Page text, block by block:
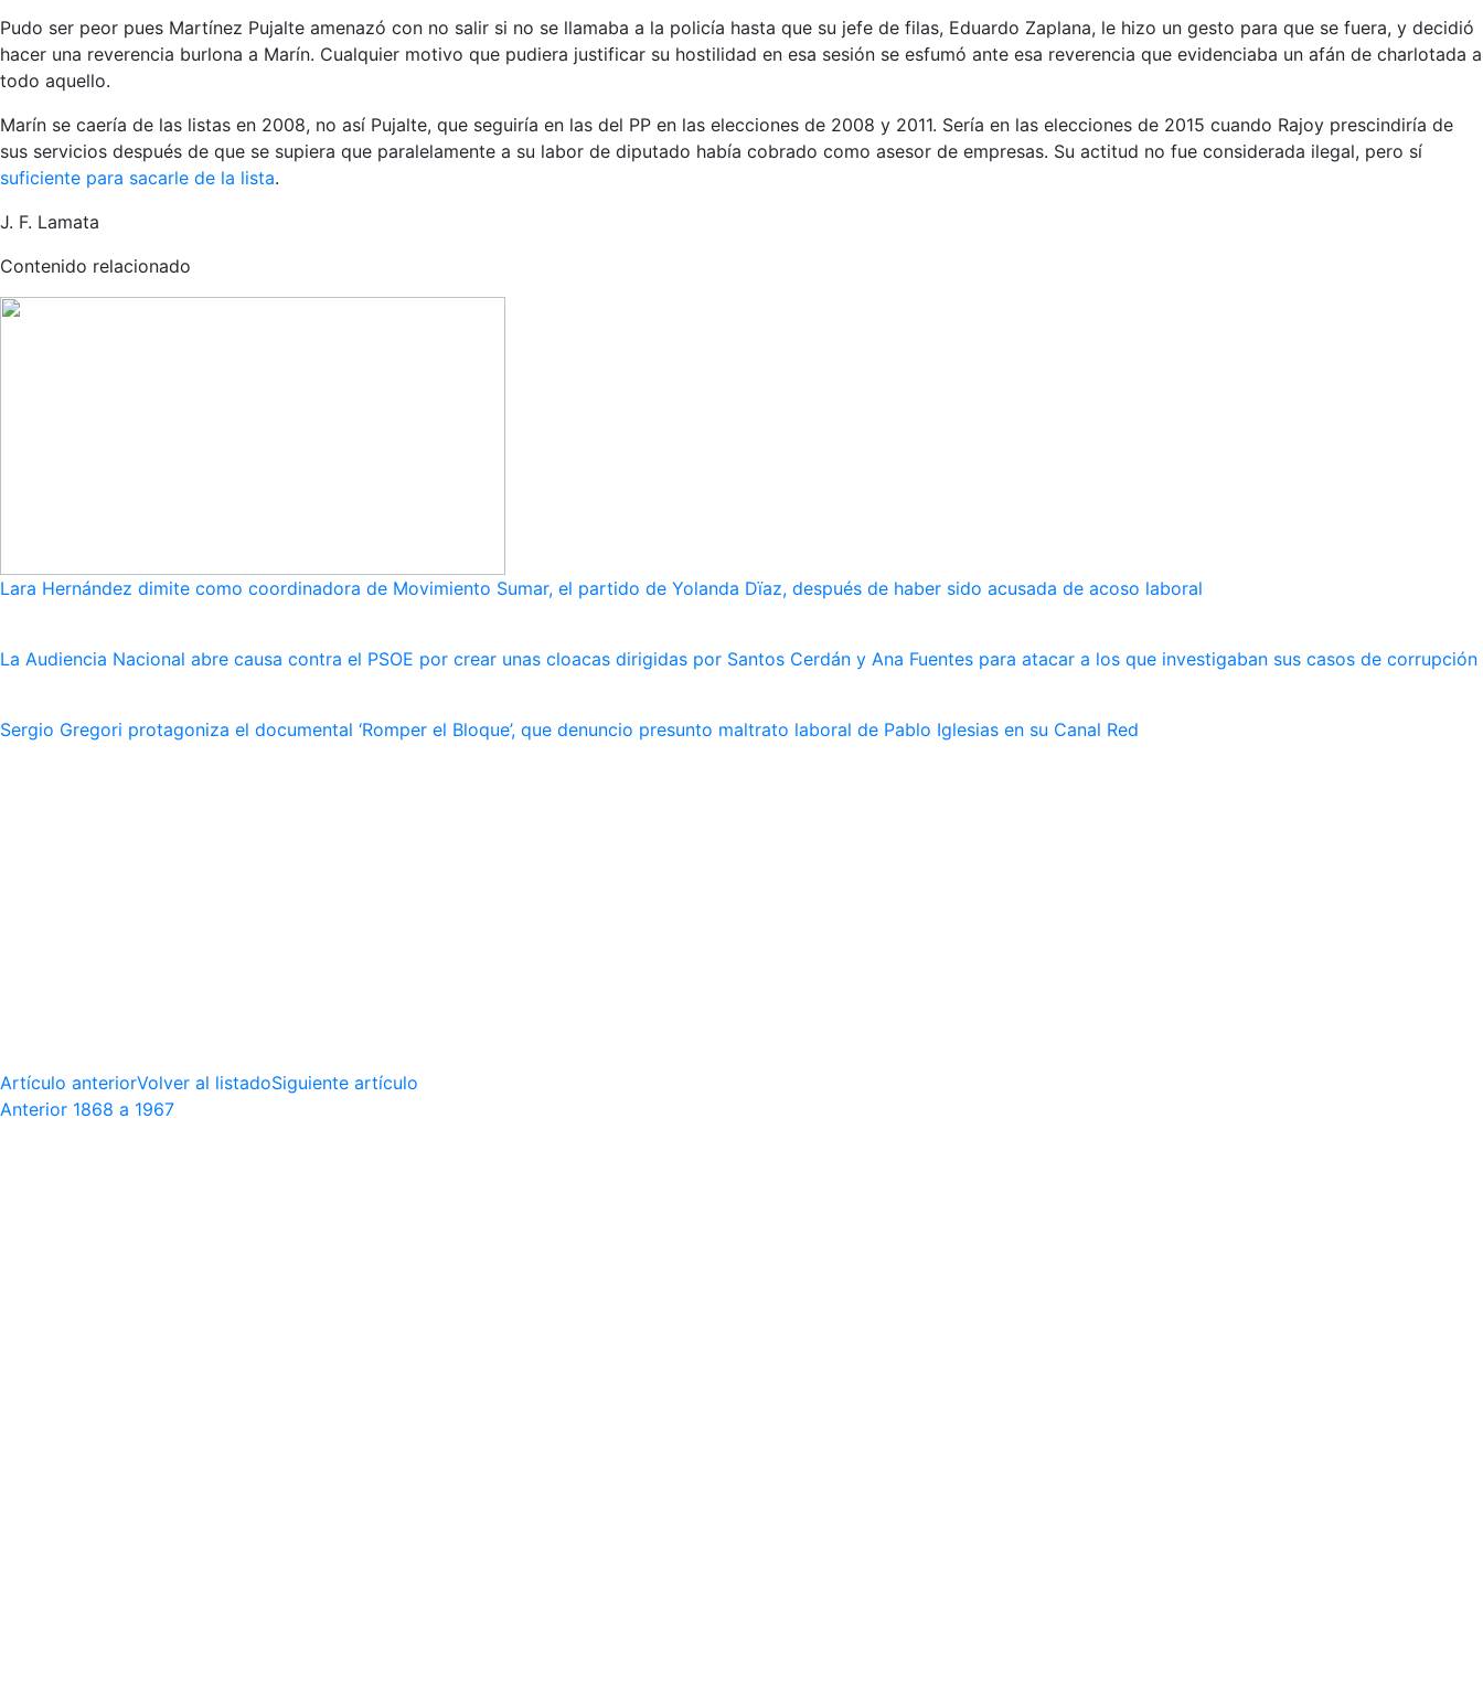
Pudo ser peor pues Martínez Pujalte amenazó con no salir si no se llamaba a la policía hasta que su jefe de filas, Eduardo Zaplana, le hizo un gesto para que se fuera, y decidió
hacer una reverencia burlona a Marín. Cualquier motivo que pudiera justificar su hostilidad en esa sesión se esfumó ante esa reverencia que evidenciaba un afán de charlotada a
todo aquello.
Marín se caería de las listas en 2008, no así Pujalte, que seguiría en las del PP en las elecciones de 2008 y 2011. Sería en las elecciones de 2015 cuando Rajoy prescindiría de
sus servicios después de que se supiera que paralelamente a su labor de diputado había cobrado como asesor de empresas. Su actitud no fue considerada ilegal, pero sí
suficiente para sacarle de la lista.
J. F. Lamata
Contenido relacionado
Lara Hernández dimite como coordinadora de Movimiento Sumar, el partido de Yolanda Dïaz, después de haber sido acusada de acoso laboral
La Audiencia Nacional abre causa contra el PSOE por crear unas cloacas dirigidas por Santos Cerdán y Ana Fuentes para atacar a los que investigaban sus casos de corrupción
Sergio Gregori protagoniza el documental ‘Romper el Bloque’, que denuncio presunto maltrato laboral de Pablo Iglesias en su Canal Red
Artículo anteriorVolver al listadoSiguiente artículo
Anterior 1868 a 1967